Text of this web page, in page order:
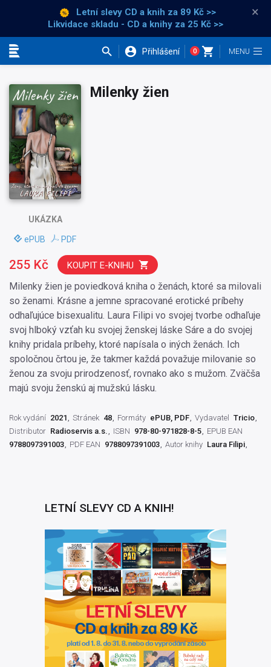
Letní slevy CD a knih za 89 Kč >>
Likvidace skladu - CD a knihy za 25 Kč >>
×
Přihlášení 0
UKÁZKA
ePUB PDF
Milenky žien
Milenky žien je poviedková kniha o ženách, ktoré sa milovali
so ženami. Krásne a jemne spracované erotické príbehy
odhaľujúce bisexualitu. Laura Filipi vo svojej tvorbe odhaľuje
svoj hlboký vzťah ku svojej ženskej láske Sáre a do svojej
knihy pridala príbehy, ktoré napísala o iných ženách. Ich
spoločnou črtou je, že takmer každá považuje milovanie so
ženou za svoju prirodzenosť, rovnako ako s mužom. Zväčša
majú svoju ženskú aj mužskú lásku.
255 Kč KOUPIT E-KNIHU
Rok vydání 2021 Stránek 48 Formáty ePUB, PDF Vydavatel
Tricio
Distributor Radioservis a.s. ISBN 978-80-971828-8-5
EPUB EAN
9788097391003
PDF EAN 9788097391003 Autor knihy Laura Filipi
LETNÍ SLEVY CD A KNIH!